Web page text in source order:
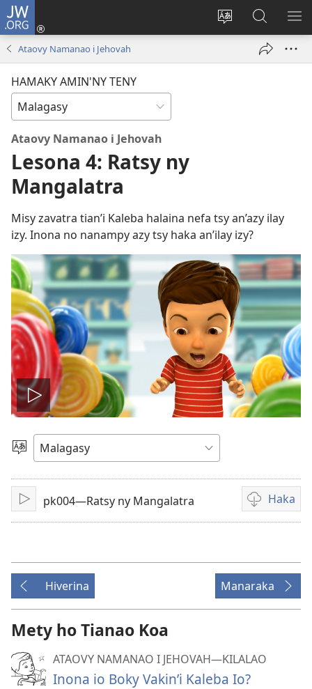
JW.ORG
Hiova
Hiditra
(manokatra
ato
Amin’ny
Ataovy Namanao i Jehovah
HAMAKY AMIN'NY TENY
Ataovy Namanao i Jehovah
Lesona 4: Ratsy ny
Mangalatra
Misy zavatra tian’i Kaleba halaina nefa tsy an’azy ilay
izy. Inona no nanampy azy tsy haka an’ilay izy?
Handefa
video
Hifidy
Fiteny
Handefa
pk004—Ratsy ny Mangalatra Haka
Fandikana
video
Hiverina Manaraka
Mety ho Tianao Koa
ATAOVY NAMANAO I JEHOVAH​—KILALAO
Inona io Boky Vakin’i Kaleba Io?